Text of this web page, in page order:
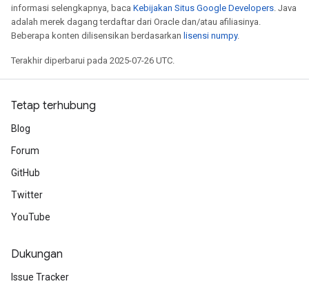
informasi selengkapnya, baca Kebijakan Situs Google Developers. Java
adalah merek dagang terdaftar dari Oracle dan/atau afiliasinya.
Beberapa konten dilisensikan berdasarkan lisensi numpy.
Terakhir diperbarui pada 2025-07-26 UTC.
Tetap terhubung
Blog
Forum
GitHub
Twitter
YouTube
Dukungan
Issue Tracker